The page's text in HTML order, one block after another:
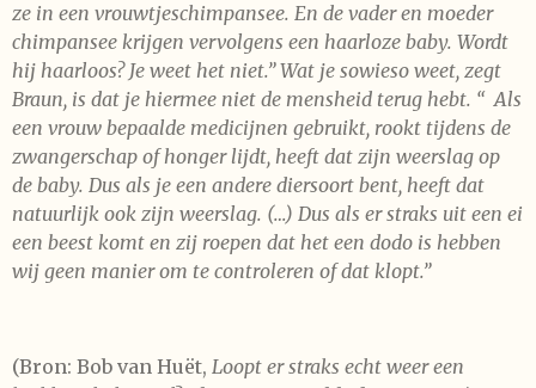
ze in een vrouwtjeschimpansee. En de vader en moeder
chimpansee krijgen vervolgens een haarloze baby. Wordt
hij haarloos? Je weet het niet.” Wat je sowieso weet, zegt
Braun, is dat je hiermee niet de mensheid terug hebt. “ Als
een vrouw bepaalde medicijnen gebruikt, rookt tijdens de
zwangerschap of honger lijdt, heeft dat zijn weerslag op
de baby. Dus als je een andere diersoort bent, heeft dat
natuurlijk ook zijn weerslag. (…) Dus als er straks uit een ei
een beest komt en zij roepen dat het een dodo is hebben
wij geen manier om te controleren of dat klopt.”
(Bron: Bob van Huët, Loopt er straks echt weer een